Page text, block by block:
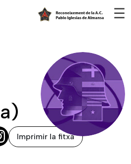
☰
Imprimir la fitxa